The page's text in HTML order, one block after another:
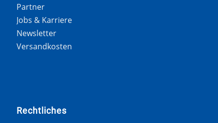
Partner
Jobs & Karriere
Newsletter
Versandkosten
Rechtliches